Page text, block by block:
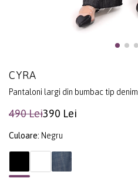
CYRA
Pantaloni largi din bumbac tip denim
490 Lei390 Lei
Culoare: Negru